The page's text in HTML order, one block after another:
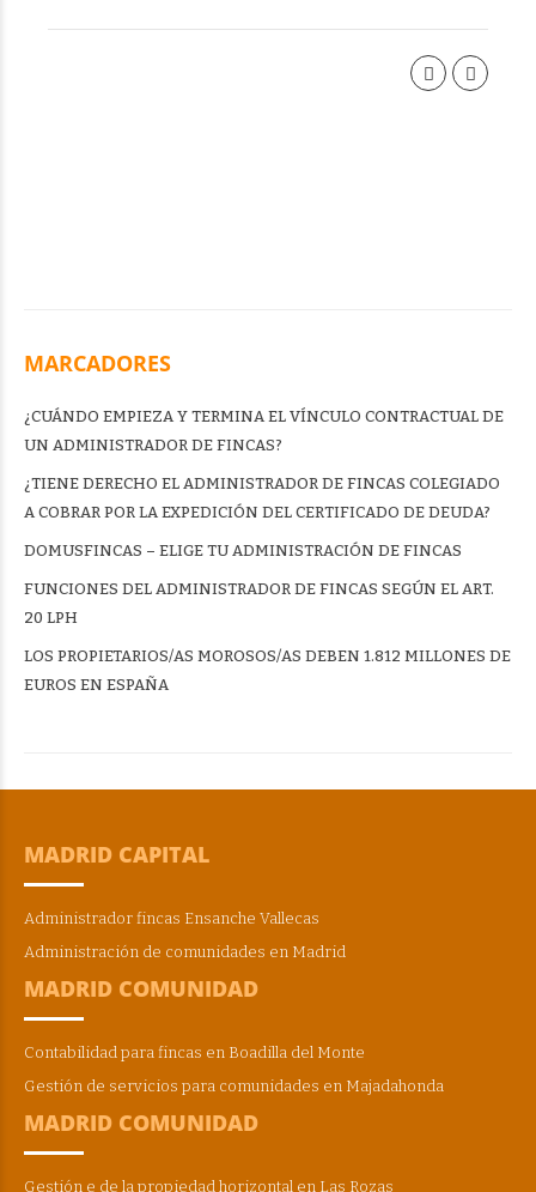
MARCADORES
¿CUÁNDO EMPIEZA Y TERMINA EL VÍNCULO CONTRACTUAL DE
UN ADMINISTRADOR DE FINCAS?
¿TIENE DERECHO EL ADMINISTRADOR DE FINCAS COLEGIADO
A COBRAR POR LA EXPEDICIÓN DEL CERTIFICADO DE DEUDA?
DOMUSFINCAS – ELIGE TU ADMINISTRACIÓN DE FINCAS
FUNCIONES DEL ADMINISTRADOR DE FINCAS SEGÚN EL ART.
20 LPH
LOS PROPIETARIOS/AS MOROSOS/AS DEBEN 1.812 MILLONES DE
EUROS EN ESPAÑA
MADRID CAPITAL
Administrador fincas Ensanche Vallecas
Administración de comunidades en Madrid
MADRID COMUNIDAD
Contabilidad para fincas en Boadilla del Monte
Gestión de servicios para comunidades en Majadahonda
MADRID COMUNIDAD
Gestión e de la propiedad horizontal en Las Rozas